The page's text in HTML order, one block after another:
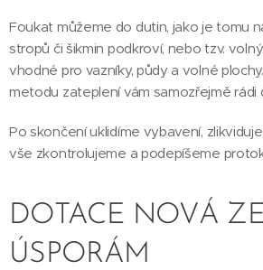
Foukat můžeme do dutin, jako je tomu
stropů či šikmin podkroví, nebo tzv.
vhodné pro vazníky, půdy a volné
metodu zateplení vám samozřejmě rádi
Po skončení uklidíme vybavení,
vše zkontrolujeme a podepíšeme
DOTACE NOVÁ
ÚSPORÁM